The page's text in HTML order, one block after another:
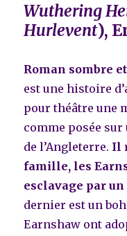
Wuthering
Hurlevent),
Roman sombre
est une histoire
pour théâtre une
comme posée sur
de l’Angleterre. Il
famille, les
esclavage par
dernier est un
Earnshaw ont